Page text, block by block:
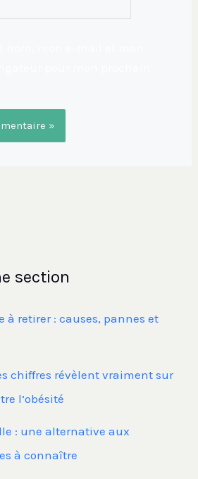
section
à retirer : causes, pannes et
chiffres révèlent vraiment sur
l’obésité
: une alternative aux
à connaître